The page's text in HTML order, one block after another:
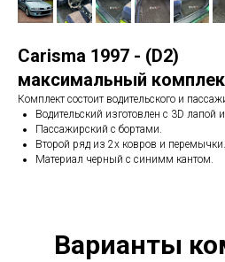
Carisma 1997 - (D2)
максимальный
Комплект состоит водительского и
Водительский изготовлен с 3D лапой
Пассажирский с бортами.
Второй ряд из 2х ковров и перемычки.
Материал черный с синимм кантом.
Варианты